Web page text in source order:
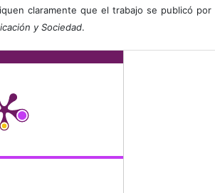
claramente que el trabajo se publicó por
y Sociedad.